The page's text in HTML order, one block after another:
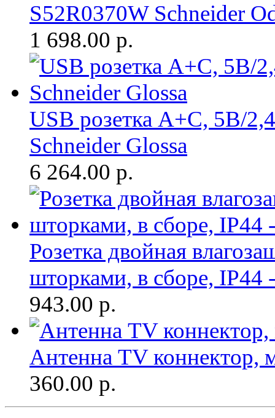
S52R0370W Schneider
1 698.00 р.
USB розетка A+С, 5В/
Schneider Glossa
6 264.00 р.
Розетка двойная
шторками, в сборе, IP44
943.00 р.
Антенна TV коннектор,
360.00 р.